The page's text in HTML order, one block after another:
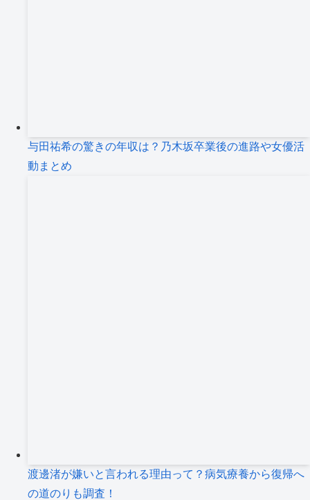
与田祐希の驚きの年収は？乃木坂卒業後の進路や女優活
動まとめ
渡邊渚が嫌いと言われる理由って？病気療養から復帰へ
の道のりも調査！